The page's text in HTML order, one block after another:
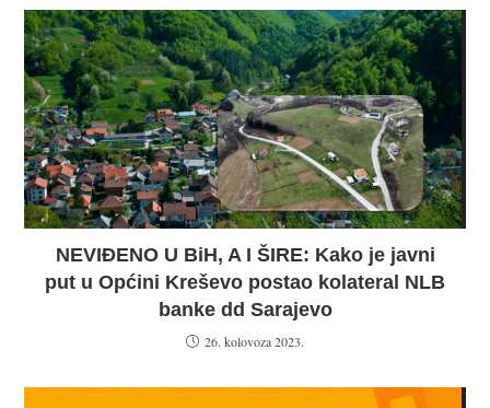
NEVIĐENO U BiH, A I ŠIRE: Kako je javni
put u Općini Kreševo postao kolateral NLB
banke dd Sarajevo
26. kolovoza 2023.